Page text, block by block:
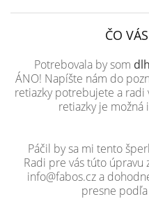
ČO
Potrebovala by som
ÁNO! Napíšte nám do
retiazky potrebujete a radi
retiazky je
Páčil by sa mi tento
Radi pre vás túto úpravu
info@fabos.cz a
presne